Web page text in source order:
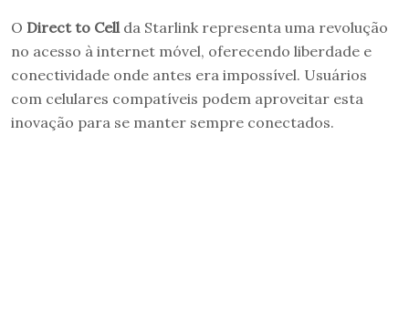
O Direct to Cell da Starlink representa uma revolução
no acesso à internet móvel, oferecendo liberdade e
conectividade onde antes era impossível. Usuários
com celulares compatíveis podem aproveitar esta
inovação para se manter sempre conectados.